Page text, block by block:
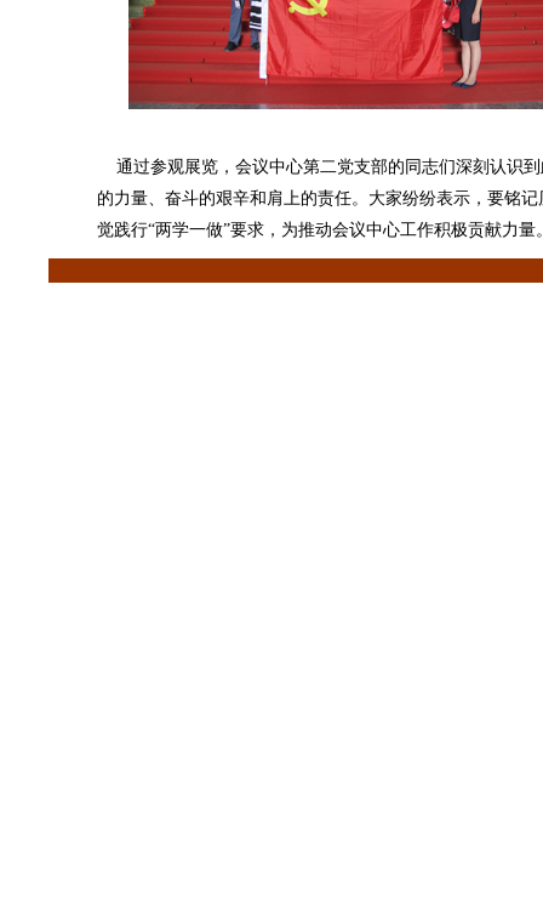
通过参观展览，会议中心第二党支部的同志们深刻认识
的力量、奋斗的艰辛和肩上的责任。大家纷纷表示，要铭
觉践行“两学一做”要求，为推动会议中心工作积极贡献力量